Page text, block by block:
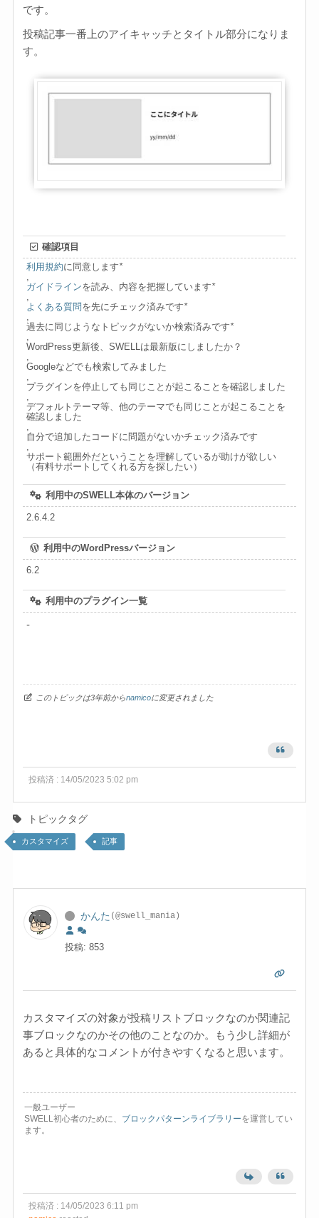
です。
投稿記事一番上のアイキャッチとタイトル部分になりま
す。
確認項目
利用規約に同意します*
,
ガイドラインを読み、内容を把握しています*
,
よくある質問 を先にチェック済みです*
,
過去に同じようなトピックがないか検索済みです*
,
WordPress更新後、SWELLは最新版にしましたか？
,
Googleなどでも検索してみました
,
プラグインを停止しても同じことが起こることを確認しました
,
デフォルトテーマ等、他のテーマでも同じことが起こることを
確認しました
,
自分で追加したコードに問題がないかチェック済みです
,
サポート範囲外だということを理解しているが助けが欲しい
（有料サポートしてくれる方を探したい）
利用中のSWELL本体のバージョン
2.6.4.2
利用中のWordPressバージョン
6.2
利用中のプラグイン一覧
-
このトピックは3年前からnamicoに変更されました
投稿済 : 14/05/2023 5:02 pm
トピックタグ
カスタマイズ 記事
かんた (@swell_mania)
投稿: 853
カスタマイズの対象が投稿リストブロックなのか関連記
事ブロックなのかその他のことなのか。もう少し詳細が
あると具体的なコメントが付きやすくなると思います。
一般ユーザー
SWELL初心者のために、 ブロックパターンライブラリーを運営してい
ます。
投稿済 : 14/05/2023 6:11 pm